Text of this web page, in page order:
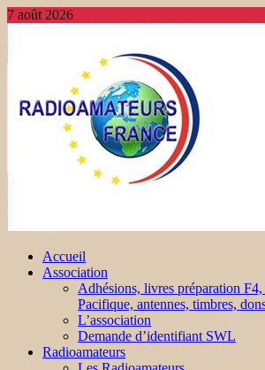
7 août 2026
Accueil
Association
Adhésions, livres préparation
Pacifique, antennes, timbres,
L’association
Demande d’identifiant SWL
Radioamateurs